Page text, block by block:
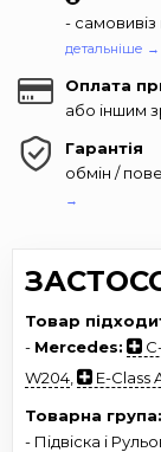
-
детальніше →
Оплата
або іншим
Гарантія
обмін /
→
Товар
- Mercedes:
W204
E-Class
Товарна група:
- Підвіска і